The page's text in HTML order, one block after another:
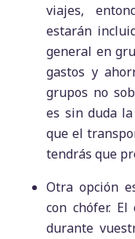
viajes,
estarán
general en
gastos y
grupos no
es sin duda
que el
tendrás que
Otra opción
con chófer.
durante